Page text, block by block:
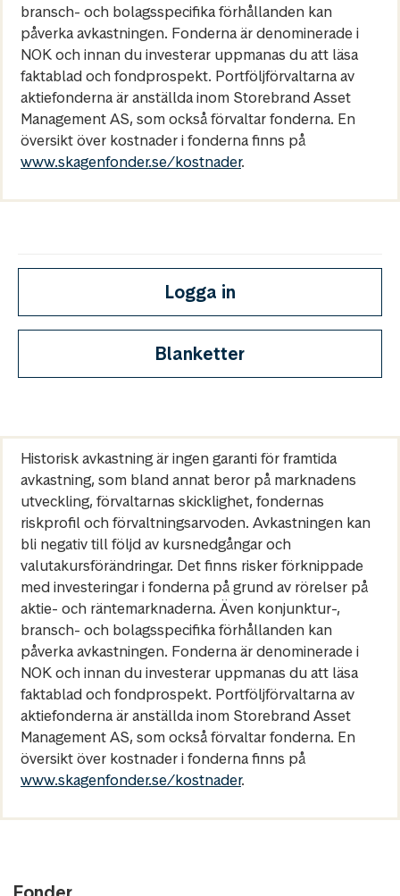
bransch- och bolagsspecifika förhållanden kan
påverka avkastningen. Fonderna är denominerade i
NOK och innan du investerar uppmanas du att läsa
faktablad och fondprospekt. Portföljförvaltarna av
aktiefonderna är anställda inom Storebrand Asset
Management AS, som också förvaltar fonderna. En
översikt över kostnader i fonderna finns på
www.skagenfonder.se/kostnader.
Logga in
Blanketter
Historisk avkastning är ingen garanti för framtida
avkastning, som bland annat beror på marknadens
utveckling, förvaltarnas skicklighet, fondernas
riskprofil och förvaltningsarvoden. Avkastningen kan
bli negativ till följd av kursnedgångar och
valutakursförändringar. Det finns risker förknippade
med investeringar i fonderna på grund av rörelser på
aktie- och räntemarknaderna. Även konjunktur-,
bransch- och bolagsspecifika förhållanden kan
påverka avkastningen. Fonderna är denominerade i
NOK och innan du investerar uppmanas du att läsa
faktablad och fondprospekt. Portföljförvaltarna av
aktiefonderna är anställda inom Storebrand Asset
Management AS, som också förvaltar fonderna. En
översikt över kostnader i fonderna finns på
www.skagenfonder.se/kostnader.